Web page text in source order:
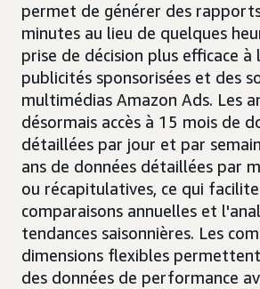
permet de générer des
minutes au lieu de quelques
prise de décision plus efficace à
publicités sponsorisées et des
multimédias Amazon Ads. Les
désormais accès à 15 mois de
détaillées par jour et par
ans de données détaillées par
ou récapitulatives, ce qui
comparaisons annuelles et
tendances saisonnières. Les
dimensions flexibles
des données de performance